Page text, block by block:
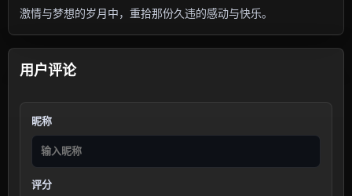
激情与梦想的岁月中，重拾那份久违的感动与快乐。
用户评论
昵称
评分